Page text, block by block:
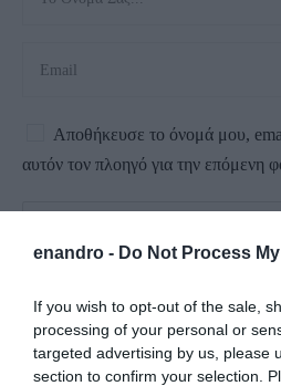
enandro - Do Not Process
If you wish to opt-out of the sale,
processing of your personal or
targeted advertising by us, please
section to confirm your selection.
Αποθήκευσε το όνομά μου,
αυτόν τον πλοηγό για την επόμενη